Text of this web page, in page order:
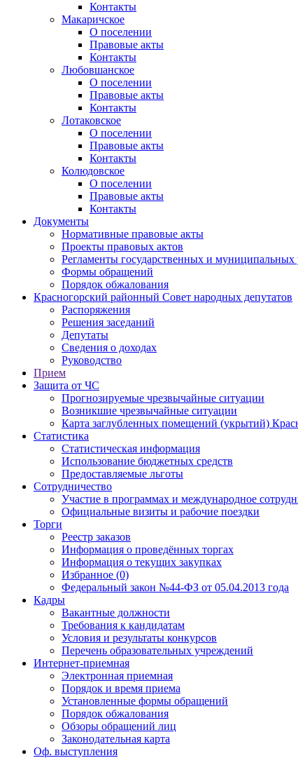
Контакты
Макаричское
О поселении
Правовые акты
Контакты
Любовшанское
О поселении
Правовые акты
Контакты
Лотаковское
О поселении
Правовые акты
Контакты
Колюдовское
О поселении
Правовые акты
Контакты
Документы
Нормативные правовые акты
Проекты правовых актов
Регламенты государственных и муниципальных
Формы обращений
Порядок обжалования
Красногорский районный Совет народных депутатов
Распоряжения
Решения заседаний
Депутаты
Сведения о доходах
Руководство
Прием
Защита от ЧС
Прогнозируемые чрезвычайные ситуации
Возникшие чрезвычайные ситуации
Карта заглубленных помещений (укрытий)
Статистика
Статистическая информация
Использование бюджетных средств
Предоставляемые льготы
Сотрудничество
Участие в программах и международное
Официальные визиты и рабочие поездки
Торги
Реестр заказов
Информация о проведённых торгах
Информация о текущих закупках
Избранное (0)
Федеральный закон №44-ФЗ от 05.04.2013 года
Кадры
Вакантные должности
Требования к кандидатам
Условия и результаты конкурсов
Перечень образовательных учреждений
Интернет-приемная
Электронная приемная
Порядок и время приема
Установленные формы обращений
Порядок обжалования
Обзоры обращений лиц
Законодательная карта
Оф. выступления